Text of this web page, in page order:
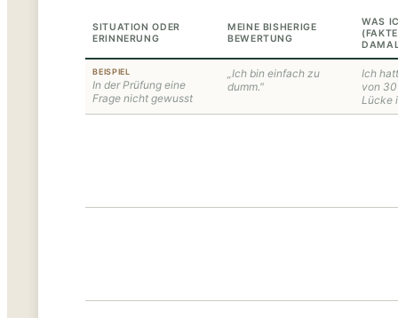
SITUATION ODER
ERINNERUNG
MEINE BISHERIGE
BEWERTUNG
WAS
BEISPIEL
In der Prüfung eine
Frage nicht gewusst
„Ich bin einfach zu
dumm."
Ich
von
Lücke